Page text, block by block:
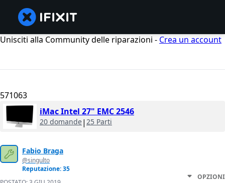
Unisciti alla Community delle riparazioni - Crea un account
571063
iMac Intel 27" EMC 2546
20 domande| 25 Parti
Fabio Braga
@singulto
Reputazione: 35
OPZIONI